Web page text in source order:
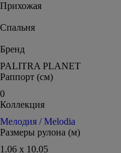
Прихожая
Спальня
Бренд
PALITRA PLANET
Раппорт (см)
0
Коллекция
Мелодия / Melodia
Размеры рулона (м)
1.06 x 10.05